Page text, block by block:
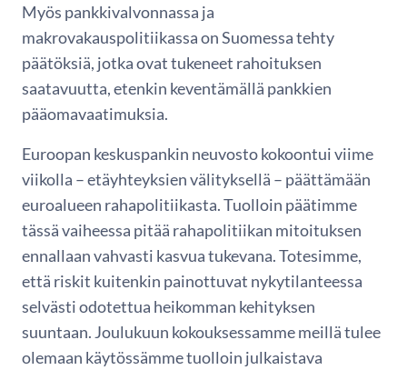
Myös pankkivalvonnassa ja
makrovakauspolitiikassa on Suomessa tehty
päätöksiä, jotka ovat tukeneet rahoituksen
saatavuutta, etenkin keventämällä pankkien
pääomavaatimuksia.
Euroopan keskuspankin neuvosto kokoontui viime
viikolla – etäyhteyksien välityksellä – päättämään
euroalueen rahapolitiikasta. Tuolloin päätimme
tässä vaiheessa pitää rahapolitiikan mitoituksen
ennallaan vahvasti kasvua tukevana. Totesimme,
että riskit kuitenkin painottuvat nykytilanteessa
selvästi odotettua heikomman kehityksen
suuntaan. Joulukuun kokouksessamme meillä tulee
olemaan käytössämme tuolloin julkaistava